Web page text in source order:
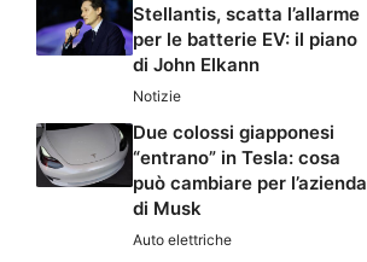
Stellantis, scatta l’allarme
per le batterie EV: il piano
di John Elkann
Notizie
Due colossi giapponesi
“entrano” in Tesla: cosa
può cambiare per l’azienda
di Musk
Auto elettriche